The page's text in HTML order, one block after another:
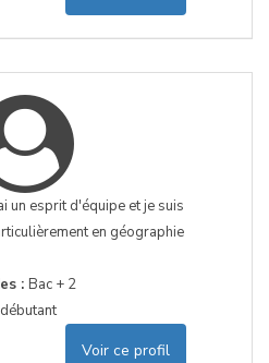
un esprit d'équipe et je suis
en géographie
: Bac + 2
Voir ce profil